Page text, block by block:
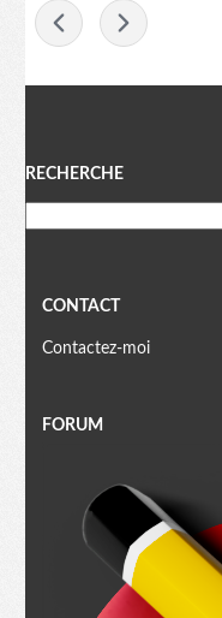
Menu
RECHERCHE
CONTACT
Contactez-moi
FORUM